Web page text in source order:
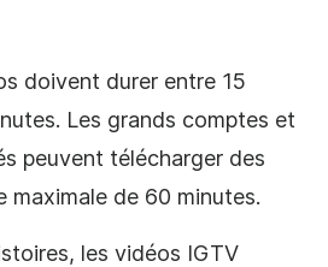
doivent durer entre 15
Les grands comptes et
peuvent télécharger des
maximale de 60 minutes.
les vidéos IGTV